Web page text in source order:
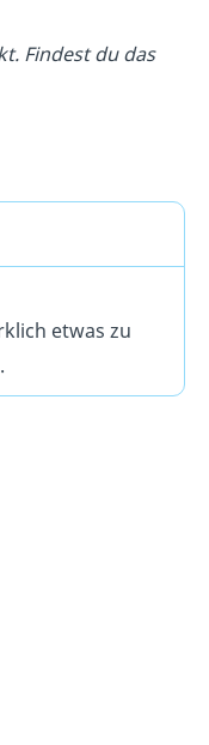
Findest du das
etwas zu
.